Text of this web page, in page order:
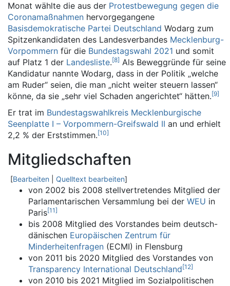
Monat wählte die aus der Protestbewegung gegen die
Coronamaßnahmen hervorgegangene
Basisdemokratische Partei Deutschland Wodarg zum
Spitzenkandidaten des Landesverbandes Mecklenburg-
Vorpommern für die Bundestagswahl 2021 und somit
auf Platz 1 der Landesliste.[8] Als Beweggründe für seine
Kandidatur nannte Wodarg, dass in der Politik „welche
am Ruder“ seien, die man „nicht weiter steuern lassen“
könne, da sie „sehr viel Schaden angerichtet“ hätten.[9]
Er trat im Bundestagswahlkreis Mecklenburgische
Seenplatte I – Vorpommern-Greifswald II an und erhielt
2,2 % der Erststimmen.[10]
Mitgliedschaften
[Bearbeiten Quelltext bearbeiten]
von 2002 bis 2008 stellvertretendes Mitglied der
Parlamentarischen Versammlung bei der WEU in
Paris[11]
bis 2008 Mitglied des Vorstandes beim deutsch-
dänischen Europäischen Zentrum für
Minderheitenfragen (ECMI) in Flensburg
von 2011 bis 2020 Mitglied des Vorstandes von
Transparency International Deutschland[12]
von 2010 bis 2021 Mitglied im Sozialpolitischen